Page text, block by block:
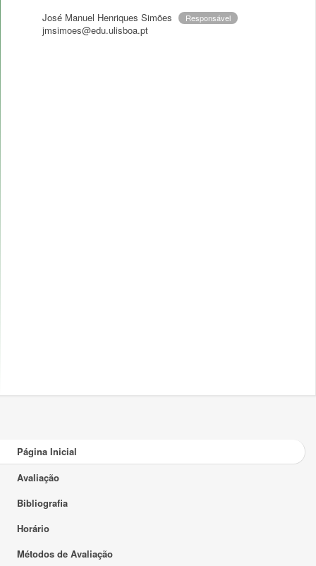
José Manuel Henriques Simões Responsável
jmsimoes@edu.ulisboa.pt
Página Inicial
Avaliação
Bibliografia
Horário
Métodos de Avaliação